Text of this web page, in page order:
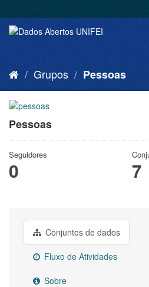
Grupos Pessoas
Pessoas
Seguidores
0 7
Conjuntos de dados
Fluxo de Atividades
Sobre